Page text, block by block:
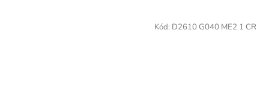
Kód: D2610 G040 ME2 1 CR